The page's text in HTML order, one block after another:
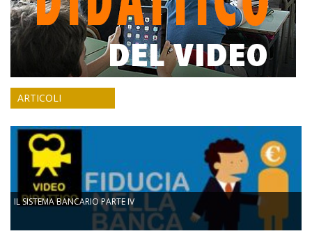
ARTICOLI
IL SISTEMA BANCARIO PARTE IV